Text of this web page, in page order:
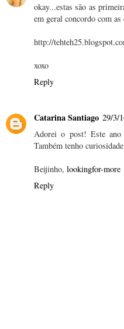
okay...estas são as
em geral concordo com as
http://
xoxo
Reply
Catarina Santiago 29/3/
Adorei o post! Este
Também tenho
Beijinho, lookingfor-more
Reply